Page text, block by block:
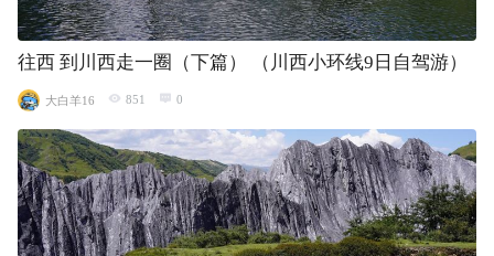
往西 到川西走一圈（下篇） （川西小环线9日自驾游）
大白羊16 851 0